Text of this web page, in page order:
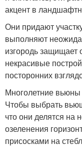
акцент в
Они придают
выполняют
изгородь защищает
некрасивые
посторонних
Многолетние
Чтобы выбрать
что они делятся на
озеленения
присосками на